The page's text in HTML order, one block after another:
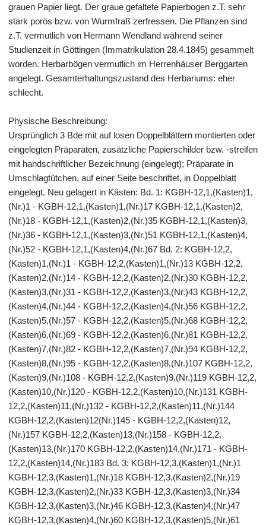
grauen Papier liegt. Der graue gefaltete Papierbogen z.T. sehr
stark porös bzw. von Wurmfraß zerfressen. Die Pflanzen sind
z.T. vermutlich von Hermann Wendland während seiner
Studienzeit in Göttingen (Immatrikulation 28.4.1845) gesammelt
worden. Herbarbögen vermutlich im Herrenhäuser Berggarten
angelegt. Gesamterhaltungszustand des Herbariums: eher
schlecht.
Physische Beschreibung:
Ursprünglich 3 Bde mit auf losen Doppelblättern montierten oder
eingelegten Präparaten, zusätzliche Papierschilder bzw. -streifen
mit handschriftlicher Bezeichnung (eingelegt); Präparate in
Umschlagtütchen, auf einer Seite beschriftet, in Doppelblatt
eingelegt. Neu gelagert in Kästen: Bd. 1: KGBH-12,1,(Kasten)1,
(Nr.)1 - KGBH-12,1,(Kasten)1,(Nr.)17 KGBH-12,1,(Kasten)2,
(Nr.)18 - KGBH-12,1,(Kasten)2,(Nr.)35 KGBH-12,1,(Kasten)3,
(Nr.)36 - KGBH-12,1,(Kasten)3,(Nr.)51 KGBH-12,1,(Kasten)4,
(Nr.)52 - KGBH-12,1,(Kasten)4,(Nr.)67 Bd. 2: KGBH-12,2,
(Kasten)1,(Nr.)1 - KGBH-12,2,(Kasten)1,(Nr.)13 KGBH-12,2,
(Kasten)2,(Nr.)14 - KGBH-12,2,(Kasten)2,(Nr.)30 KGBH-12,2,
(Kasten)3,(Nr.)31 - KGBH-12,2,(Kasten)3,(Nr.)43 KGBH-12,2,
(Kasten)4,(Nr.)44 - KGBH-12,2,(Kasten)4,(Nr.)56 KGBH-12,2,
(Kasten)5,(Nr.)57 - KGBH-12,2,(Kasten)5,(Nr.)68 KGBH-12,2,
(Kasten)6,(Nr.)69 - KGBH-12,2,(Kasten)6,(Nr.)81 KGBH-12,2,
(Kasten)7,(Nr.)82 - KGBH-12,2,(Kasten)7,(Nr.)94 KGBH-12,2,
(Kasten)8,(Nr.)95 - KGBH-12,2,(Kasten)8,(Nr.)107 KGBH-12,2,
(Kasten)9,(Nr.)108 - KGBH-12,2,(Kasten)9,(Nr.)119 KGBH-12,2,
(Kasten)10,(Nr.)120 - KGBH-12,2,(Kasten)10,(Nr.)131 KGBH-
12,2,(Kasten)11,(Nr.)132 - KGBH-12,2,(Kasten)11,(Nr.)144
KGBH-12,2,(Kasten)12(Nr.)145 - KGBH-12,2,(Kasten)12,
(Nr.)157 KGBH-12,2,(Kasten)13,(Nr.)158 - KGBH-12,2,
(Kasten)13,(Nr.)170 KGBH-12,2,(Kasten)14,(Nr.)171 - KGBH-
12,2,(Kasten)14,(Nr.)183 Bd. 3: KGBH-12,3,(Kasten)1,(Nr.)1
KGBH-12,3,(Kasten)1,(Nr.)18 KGBH-12,3,(Kasten)2,(Nr.)19
KGBH-12,3,(Kasten)2,(Nr.)33 KGBH-12,3,(Kasten)3,(Nr.)34
KGBH-12,3,(Kasten)3,(Nr.)46 KGBH-12,3,(Kasten)4,(Nr.)47
KGBH-12,3,(Kasten)4,(Nr.)60 KGBH-12,3,(Kasten)5,(Nr.)61